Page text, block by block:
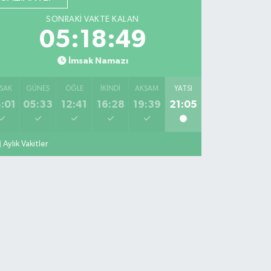
SONRAKI VAKTE KALAN
05:18:48
İmsak Namazı
GÜNEŞ
05:33
ÖĞLE
12:41
İKINDI
16:28
AKŞAM
19:39
YATSI
21:05
Aylık Vakitler